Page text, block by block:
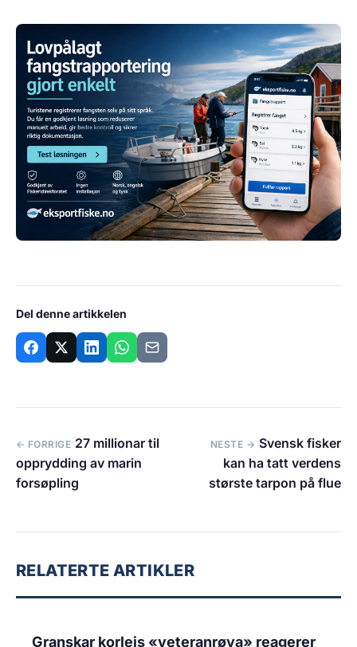
Del denne artikkelen
← FORRIGE 27 millionar til
opprydding av marin
forsøpling
NESTE → Svensk fisker
kan ha tatt verdens
største tarpon på flue
RELATERTE ARTIKLER
FORSKNING
3 min lesetid
Granskar korleis «veteranrøya» reagerer